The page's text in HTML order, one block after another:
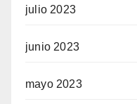
julio 2023
junio 2023
mayo 2023